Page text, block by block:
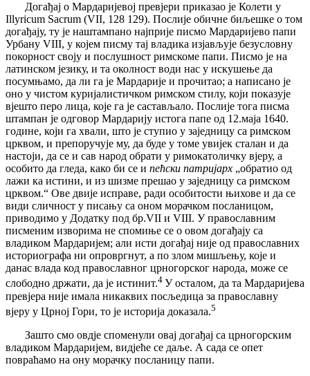
Догађај о Мардаријевој превјери приказао је Колети у
Illyricum Sacrum (VII, 128 129). Послије обичне биљешке о том
догађају, ту је наштампано најприје писмо Мардаријево папи
Урбану VIII, у којем писму тај владика изјављује безусловну
покорност своју и послушност римскоме папи. Писмо је на
латинском језику, и та околност води нас у искушење да
посумњамо, да ли га је Мардарије и прочитао; а написано је
оно у чистом куријалистичком римском стилу, који показује
вјешто перо лица, које га је састављало. Послије тога писма
штампан је одговор Мардарију истога папе од 12.маја 1640.
године, који га хвали, што је ступио у заједницу са римском
црквом, и препоручује му, да буде у томе увијек сталан и да
настоји, да се и сав народ обрати у римокатоличку вјеру, а
особито да гледа, како би се и пећски патријарх „обратио од
лажи ка истини, и из шизме прешао у заједницу са римском
црквом.“ Ове двије исправе, ради особитости њихове и да се
види сличност у писању са оном морачком посланицом,
приводимо у Додатку под бр.VII и VIII. У православним
писменим изворима не спомиње се о овом догађају са
владиком Мардаријем; али исти догађај није од православних
историографа ни опровргнут, а по злом мишљењу, које и
данас влада код православног црногорског народа, може се
слободно држати, да је истинит.4 У осталом, да та Мардаријева
превјера није имала никаквих посљедица за православну
вјеру у Црној Гори, то је историја доказала.5
Зашто смо овдје споменули овај догађај са црногорским
владиком Мардаријем, видјеће се даље. А сада се опет
повраћамо на ону морачку посланицу папи.